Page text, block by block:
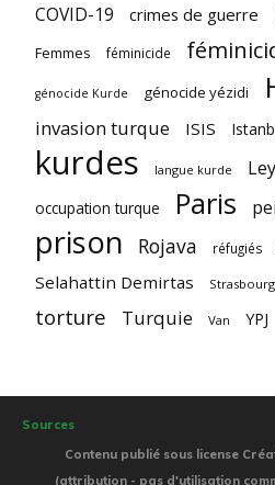
COVID-19 crimes de guerre
Femmes féminicide
génocide Kurde génocide yézidi
invasion turque ISIS
kurdes langue kurde
occupation turque Paris
prison Rojava réfugiés
Selahattin Demirtas Strasbourg
torture Turquie Van YPJ
Sources
Contenu publié sous license
(attribution - pas d'utilisation